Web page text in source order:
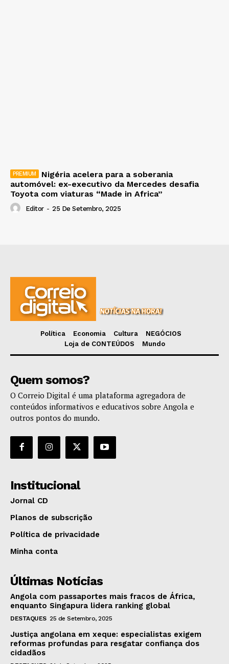
Nigéria acelera para a soberania
automóvel: ex-executivo da Mercedes desafia
Toyota com viaturas “Made in Africa”
Editor - 25 De Setembro, 2025
Política Economia Cultura
NEGÓCIOS
Loja de CONTEÚDOS
Mundo
Quem somos?
O Correio Digital é uma plataforma agregadora de
conteúdos informativos e educativos sobre Angola e
outros pontos do mundo.
Institucional
Jornal CD
Planos de subscrição
Política de privacidade
Minha conta
Últimas Notícias
Angola com passaportes mais fracos de África,
enquanto Singapura lidera ranking global
DESTAQUES 25 de Setembro, 2025
Justiça angolana em xeque: especialistas exigem
reformas profundas para resgatar confiança dos
cidadãos